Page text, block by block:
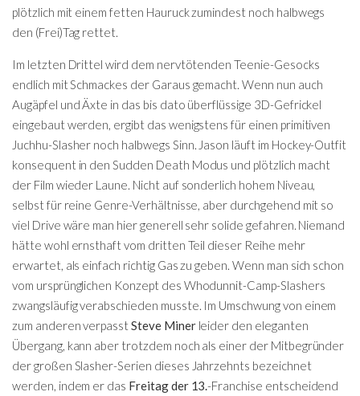
plötzlich mit einem fetten Hauruck zumindest noch halbwegs
den (Frei)Tag rettet.
Im letzten Drittel wird dem nervtötenden Teenie-Gesocks
endlich mit Schmackes der Garaus gemacht. Wenn nun auch
Augäpfel und Äxte in das bis dato überflüssige 3D-Gefrickel
eingebaut werden, ergibt das wenigstens für einen primitiven
Juchhu-Slasher noch halbwegs Sinn. Jason läuft im Hockey-Outfit
konsequent in den Sudden Death Modus und plötzlich macht
der Film wieder Laune. Nicht auf sonderlich hohem Niveau,
selbst für reine Genre-Verhältnisse, aber durchgehend mit so
viel Drive wäre man hier generell sehr solide gefahren. Niemand
hätte wohl ernsthaft vom dritten Teil dieser Reihe mehr
erwartet, als einfach richtig Gas zu geben. Wenn man sich schon
vom ursprünglichen Konzept des Whodunnit-Camp-Slashers
zwangsläufig verabschieden musste. Im Umschwung von einem
zum anderen verpasstSteve Minerleider den eleganten
Übergang, kann aber trotzdem noch als einer der Mitbegründer
der großen Slasher-Serien dieses Jahrzehnts bezeichnet
werden, indem er das Freitag der 13.-Franchise entscheidend